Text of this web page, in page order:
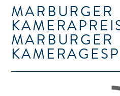
MARBURGER
MARBURGER